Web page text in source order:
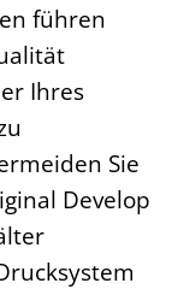
führen
Ihres
Sie
Develop